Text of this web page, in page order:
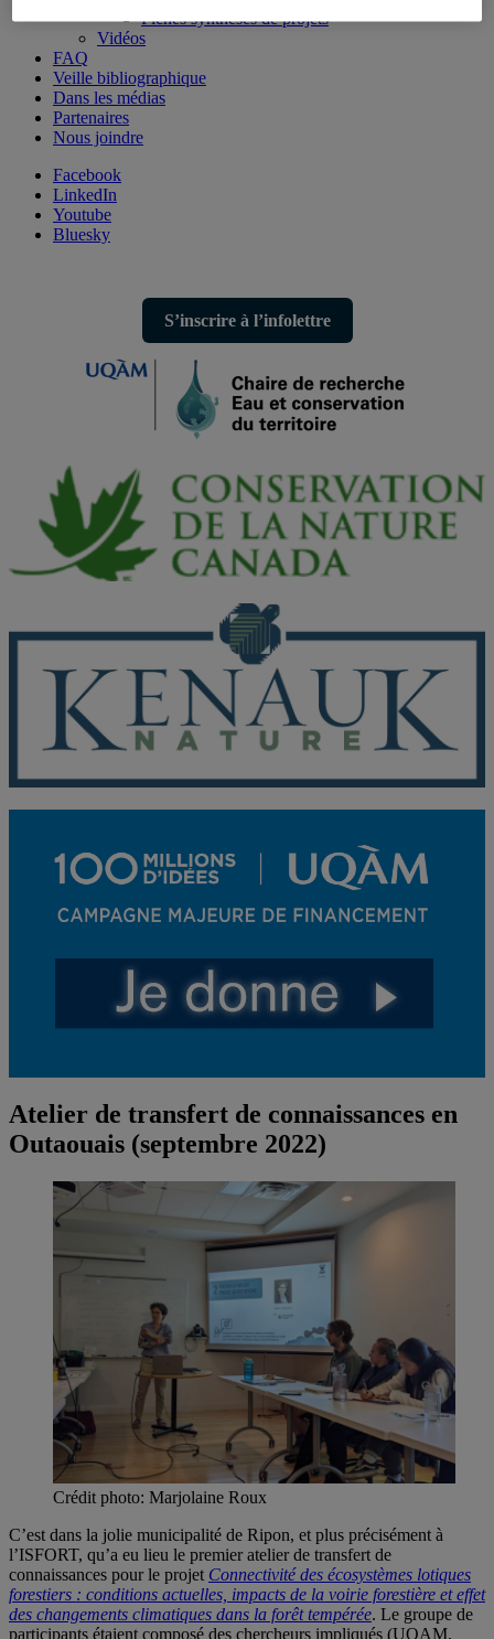
Fiches synthèses de projets
Vidéos
FAQ
Veille bibliographique
Dans les médias
Partenaires
Nous joindre
Facebook
LinkedIn
Youtube
Bluesky
S’inscrire à l’infolettre
Atelier de transfert de connaissances en
Outaouais (septembre 2022)
Crédit photo: Marjolaine Roux
C’est dans la jolie municipalité de Ripon, et plus précisément à
l’ISFORT, qu’a eu lieu le premier atelier de transfert de
connaissances pour le projet Connectivité des écosystèmes lotiques
forestiers : conditions actuelles, impacts de la voirie forestière et effet
des changements climatiques dans la forêt tempérée. Le groupe de
participants étaient composé des chercheurs impliqués (UQAM,